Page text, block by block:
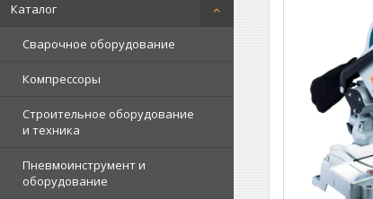
Каталог
Сварочное оборудование
Компрессоры
Строительное оборудование
и техника
Пневмоинструмент и
оборудование